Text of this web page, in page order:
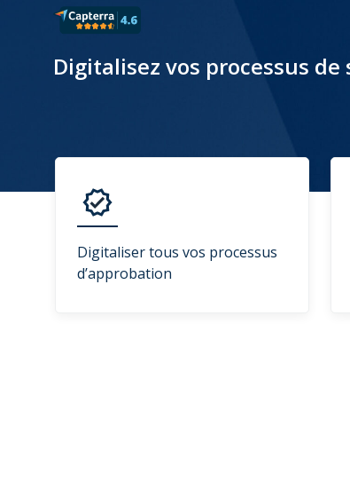
Digitalisez vos processus
Digitaliser tous vos processus
d’approbation